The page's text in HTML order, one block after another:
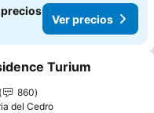
precios
Ver precios
a favoritos
Turium
860
del Cedro